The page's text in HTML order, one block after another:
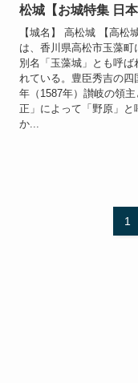
松城【お城特集 日本
【城名】 高松城 【高松
は、香川県高松市玉藻町
別名「玉藻城」とも呼ば
れている。豊臣秀吉の四
年（1587年）讃岐の領
正」によって「野原」と
か...
1